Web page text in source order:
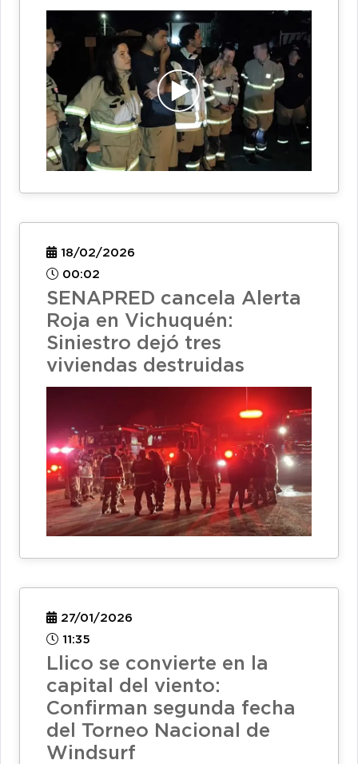
18/02/2026
00:02
SENAPRED cancela Alerta
Roja en Vichuquén:
Siniestro dejó tres
viviendas destruidas
27/01/2026
11:35
Llico se convierte en la
capital del viento:
Confirman segunda fecha
del Torneo Nacional de
Windsurf